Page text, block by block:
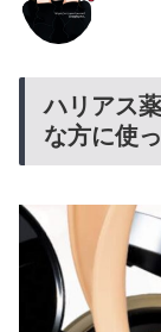
ハリアス
な方に使